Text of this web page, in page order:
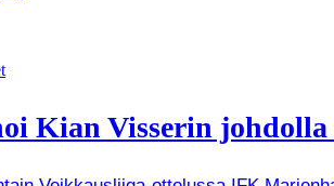
Kian Visserin